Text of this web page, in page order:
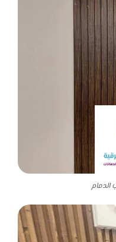
الدمام